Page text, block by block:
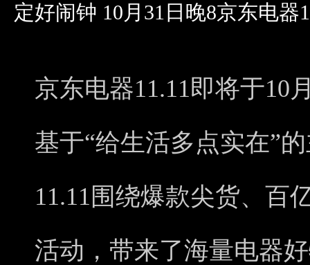
定好闹钟 10月31日晚8京东电器
京东电器11.11即将于10
基于“给生活多点实在”
11.11围绕爆款尖货、百
活动，带来了海量电器